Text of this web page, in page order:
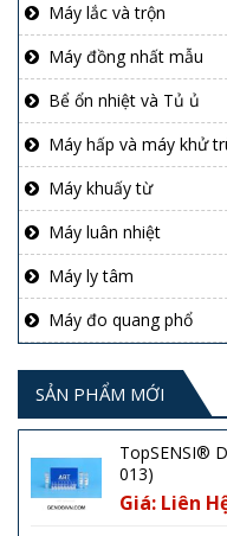
Máy lắc và trộn
Máy đồng nhất mẫu
Bể ổn nhiệt và Tủ ủ
Máy hấp và máy khử
Máy khuấy từ
Máy luân nhiệt
Máy ly tâm
Máy đo quang phổ
SẢN PHẨM MỚI
TopSENSI®
013)
Giá: Liên